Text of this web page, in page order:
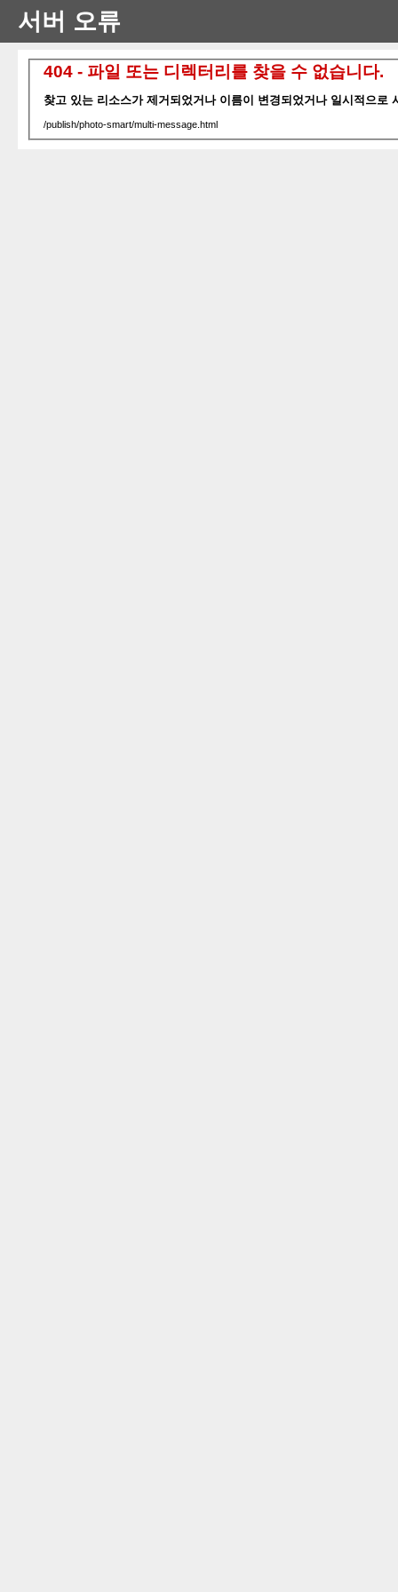
서버 오류
404 - 파일 또는 디렉터리를 찾을 수 없습니다.
찾고 있는 리소스가 제거되었거나 이름이 변경되었거나 일시적으로
/publish/photo-smart/multi-message.html